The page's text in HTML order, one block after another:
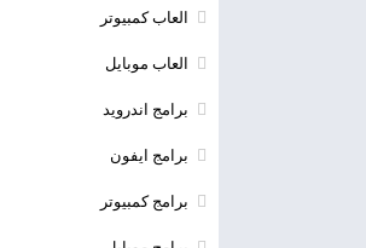
العاب كمبيوتر
العاب موبايل
برامج اندرويد
برامج ايفون
برامج كمبيوتر